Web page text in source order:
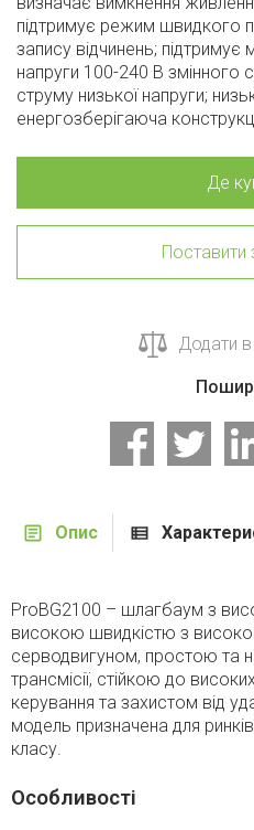
підтримує режим швидкого
запису відчинень; підтримує
напруги 100-240 В змінного
струму низької напруги;
енергозберігаюча
Де
Поставити
Додати в
Опис
ProBG2100 – шлагбаум з
високою швидкістю з
серводвигуном, простою та
трансмісії, стійкою до
керування та захистом від
модель призначена для
класу.
Особливості